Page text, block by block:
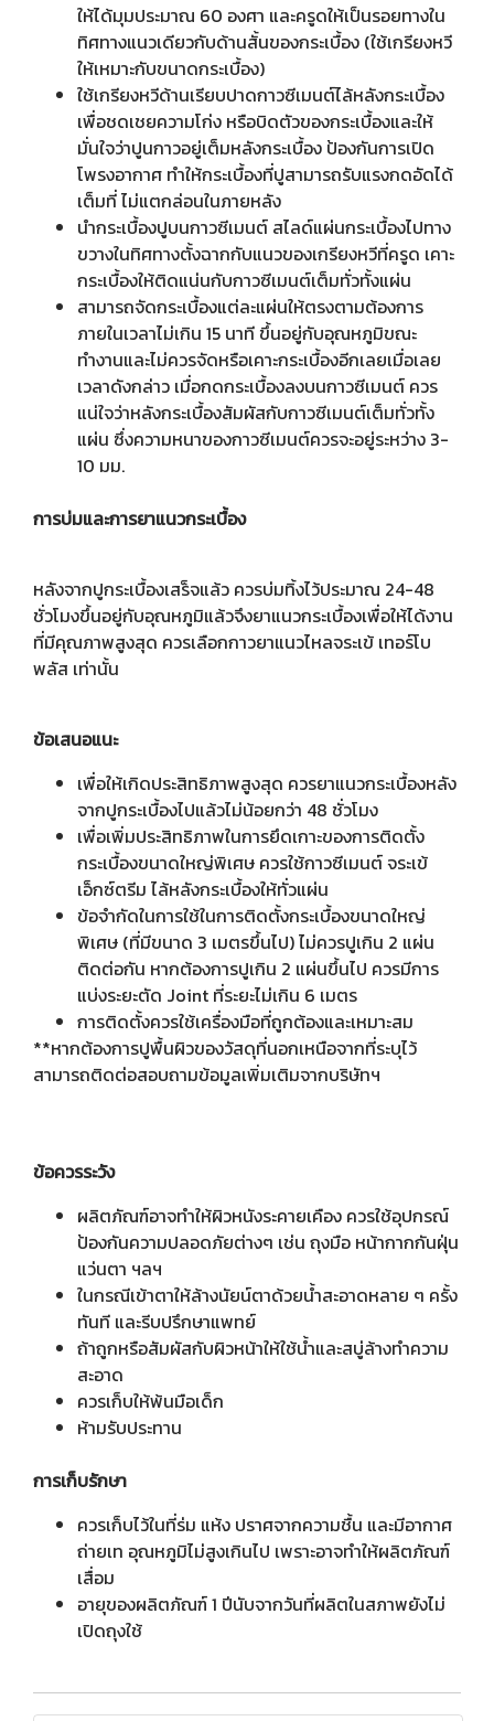
ให้ได้มุมประมาณ 60 องศา และครูดให้เป็นรอยทางใน
ทิศทางแนวเดียวกับด้านสั้นของกระเบื้อง (ใช้เกรียงหวี
ให้เหมาะกับขนาดกระเบื้อง)
ใช้เกรียงหวีด้านเรียบปาดกาวซีเมนต์ไล้หลังกระเบื้อง
เพื่อชดเชยความโก่ง หรือบิดตัวของกระเบื้องและให้
มั่นใจว่าปูนกาวอยู่เต็มหลังกระเบื้อง ป้องกันการเปิด
โพรงอากาศ ทำให้กระเบื้องที่ปูสามารถรับแรงกดอัดได้
เต็มที่ ไม่แตกล่อนในภายหลัง
นำกระเบื้องปูบนกาวซีเมนต์ สไลด์แผ่นกระเบื้องไปทาง
ขวางในทิศทางตั้งฉากกับแนวของเกรียงหวีที่ครูด เคาะ
กระเบื้องให้ติดแน่นกับกาวซีเมนต์เต็มทั่วทั้งแผ่น
สามารถจัดกระเบื้องแต่ละแผ่นให้ตรงตามต้องการ
ภายในเวลาไม่เกิน 15 นาที ขึ้นอยู่กับอุณหภูมิขณะ
ทำงานและไม่ควรจัดหรือเคาะกระเบื้องอีกเลยเมื่อเลย
เวลาดังกล่าว เมื่อกดกระเบื้องลงบนกาวซีเมนต์ ควร
แน่ใจว่าหลังกระเบื้องสัมผัสกับกาวซีเมนต์เต็มทั่วทั้ง
แผ่น ซึ่งความหนาของกาวซีเมนต์ควรจะอยู่ระหว่าง 3-
10 มม.
การบ่มและการยาแนวกระเบื้อง
หลังจากปูกระเบื้องเสร็จแล้ว ควรบ่มทิ้งไว้ประมาณ 24-48
ชั่วโมงขึ้นอยู่กับอุณหภูมิแล้วจึงยาแนวกระเบื้องเพื่อให้ได้งาน
ที่มีคุณภาพสูงสุด ควรเลือกกาวยาแนวไหลจระเข้ เทอร์โบ
พลัส เท่านั้น
ข้อเสนอแนะ
เพื่อให้เกิดประสิทธิภาพสูงสุด ควรยาแนวกระเบื้องหลัง
จากปูกระเบื้องไปแล้วไม่น้อยกว่า 48 ชั่วโมง
เพื่อเพิ่มประสิทธิภาพในการยึดเกาะของการติดตั้ง
กระเบื้องขนาดใหญ่พิเศษ ควรใช้กาวซีเมนต์ จระเข้
เอ็กซ์ตรีม ไล้หลังกระเบื้องให้ทั่วแผ่น
ข้อจำกัดในการใช้ในการติดตั้งกระเบื้องขนาดใหญ่
พิเศษ (ที่มีขนาด 3 เมตรขึ้นไป) ไม่ควรปูเกิน 2 แผ่น
ติดต่อกัน หากต้องการปูเกิน 2 แผ่นขึ้นไป ควรมีการ
แบ่งระยะตัด Joint ที่ระยะไม่เกิน 6 เมตร
การติดตั้งควรใช้เครื่องมือที่ถูกต้องและเหมาะสม
**หากต้องการปูพื้นผิวของวัสดุที่นอกเหนือจากที่ระบุไว้
สามารถติดต่อสอบถามข้อมูลเพิ่มเติมจากบริษัทฯ
ข้อควรระวัง
ผลิตภัณฑ์อาจทำให้ผิวหนังระคายเคือง ควรใช้อุปกรณ์
ป้องกันความปลอดภัยต่างๆ เช่น ถุงมือ หน้ากากกันฝุ่น
แว่นตา ฯลฯ
ในกรณีเข้าตาให้ล้างนัยน์ตาด้วยน้ำสะอาดหลาย ๆ ครั้ง
ทันที และรีบปรึกษาแพทย์
ถ้าถูกหรือสัมผัสกับผิวหน้าให้ใช้น้ำและสบู่ล้างทำความ
สะอาด
ควรเก็บให้พ้นมือเด็ก
ห้ามรับประทาน
การเก็บรักษา
ควรเก็บไว้ในที่ร่ม แห้ง ปราศจากความชื้น และมีอากาศ
ถ่ายเท อุณหภูมิไม่สูงเกินไป เพราะอาจทำให้ผลิตภัณฑ์
เสื่อม
อายุของผลิตภัณฑ์ 1 ปีนับจากวันที่ผลิตในสภาพยังไม่
เปิดถุงใช้